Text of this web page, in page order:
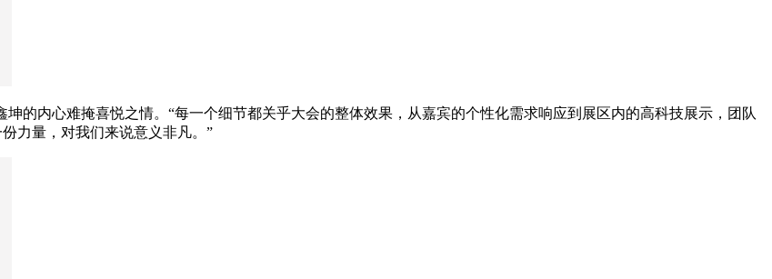
的内心难掩喜悦之情。“每一个细节都关乎大会的整体效果，从嘉宾的个性化需求响应到展区内的高科技展示，团队
力量，对我们来说意义非凡。”